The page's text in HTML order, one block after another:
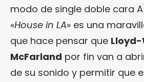
modo de single doble cara
«House in LA» es una
que hace pensar que
McFarland por fin van a
de su sonido y permitir que